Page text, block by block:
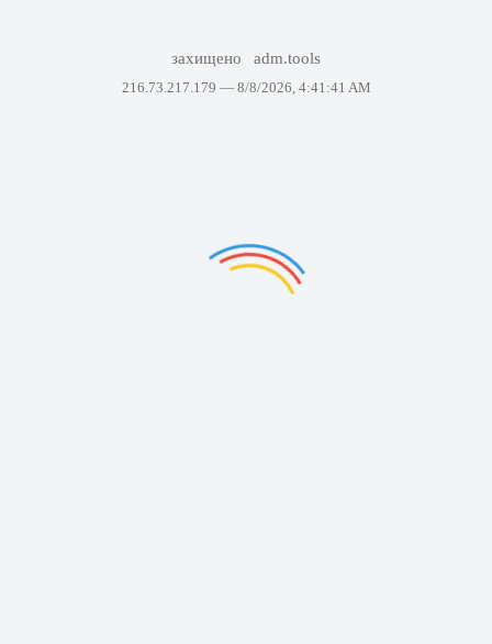
захищено adm.tools
216.73.217.179 — 8/8/2026, 4:41:41 AM